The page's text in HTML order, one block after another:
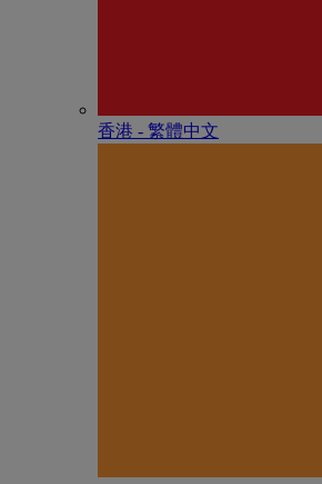
香港 - 繁體中文